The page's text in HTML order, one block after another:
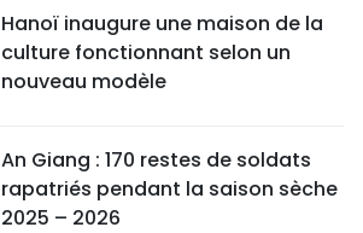
Hanoï inaugure une maison de la
culture fonctionnant selon un
nouveau modèle
An Giang : 170 restes de soldats
rapatriés pendant la saison sèche
2025 – 2026